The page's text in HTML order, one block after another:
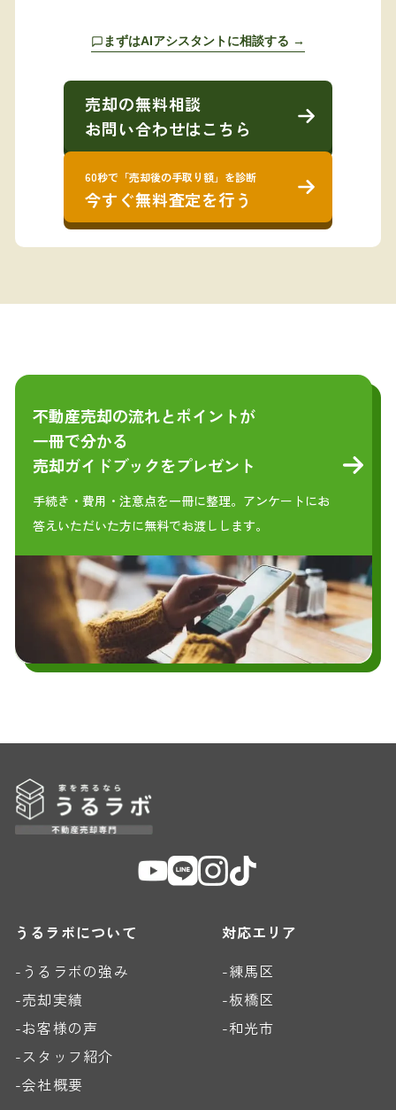
まずはAIアシスタントに相談する →
売却の無料相談
お問い合わせはこちら
60秒で「売却後の手取り額」を診断
今すぐ無料査定を行う
不動産売却の流れとポイントが
一冊で分かる
売却ガイドブックをプレゼント
手続き・費用・注意点を一冊に整理。アンケートにお
答えいただいた方に無料でお渡しします。
うるラボについて
-うるラボの強み
-売却実績
-お客様の声
-スタッフ紹介
-会社概要
対応エリア
-練馬区
-板橋区
-和光市